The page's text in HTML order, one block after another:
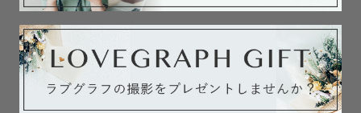
※秋のお宮参り、七五三撮影に関して
秋はお参りをされる方がとても多く、午前中は10時まで、
午後14時以降あたりのお時間でしたら比較的人混みを避け
て撮影が可能です💡
ぜひご検討ください！